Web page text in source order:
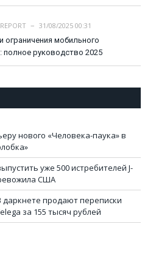
31/08/2025 00:31
ограничения мобильного
полное руководство 2025
нового «Человека-паука» в
уже 500 истребителей J-
США
даркнете продают переписки
за 155 тысяч рублей